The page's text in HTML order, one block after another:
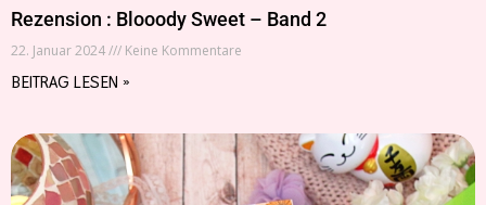
Rezension : Blooody Sweet – Band 2
22. Januar 2024 Keine Kommentare
BEITRAG LESEN »